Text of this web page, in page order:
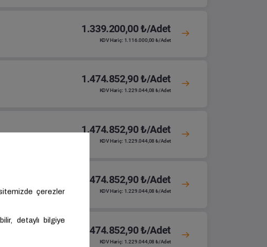
1.339.200,00 ₺/Adet
KDV Hariç: 1.116.000,00 ₺/Adet
1.474.852,90 ₺/Adet
KDV Hariç: 1.229.044,08 ₺/Adet
1.474.852,90 ₺/Adet
KDV Hariç: 1.229.044,08 ₺/Adet
1.474.852,90 ₺/Adet
KDV Hariç: 1.229.044,08 ₺/Adet
1.474.852,90 ₺/Adet
KDV Hariç: 1.229.044,08 ₺/Adet